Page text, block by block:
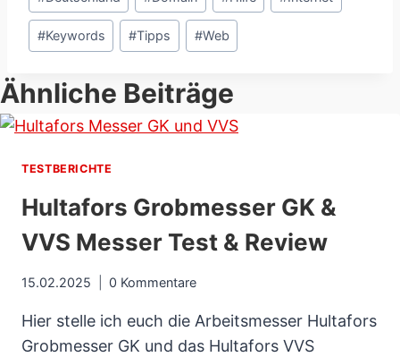
#Keywords #Tipps #Web
Ähnliche Beiträge
TESTBERICHTE
Hultafors Grobmesser GK &
VVS Messer Test & Review
15.02.2025 0 Kommentare
Hier stelle ich euch die Arbeitsmesser Hultafors
Grobmesser GK und das Hultafors VVS